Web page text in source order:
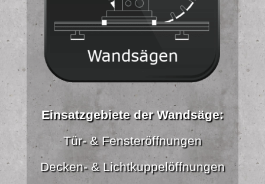
Einsatzgebiete der Wandsäge:
Tür- & Fensteröffnungen
Decken- & Lichtkuppelöffnungen